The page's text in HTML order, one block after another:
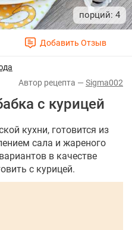
4
Sigma002
с курицей
кухни, готовится из
сала и жареного
в качестве
с курицей.